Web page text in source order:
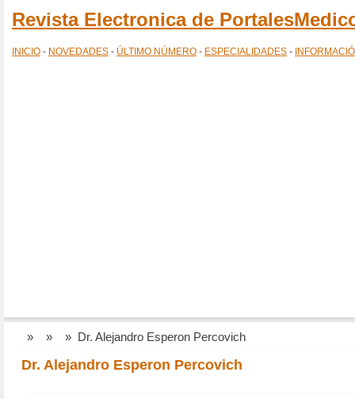
Revista Electronica de
INICIO - NOVEDADES - ÚLTIMO NÚMERO - ESPECIALIDADES -
» » » Dr. Alejandro Esperon Percovich
Dr. Alejandro Esperon Percovich